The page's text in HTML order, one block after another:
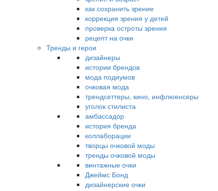
как сохранить зрение
коррекция зрения у детей
проверка остроты зрения
рецепт на очки
Тренды и герои
дизайнеры
истории брендов
мода подиумов
очковая мода
трендсеттеры, кино, инфлюенсеры
уголок стилиста
амбассадор
история бренда
коллаборации
творцы очковой моды
тренды очковой моды
винтажные очки
Джеймс Бонд
дизайнерские очки